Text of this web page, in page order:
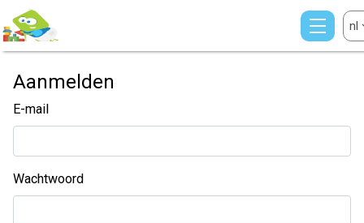
nl
Aanmelden
E-mail
Wachtwoord